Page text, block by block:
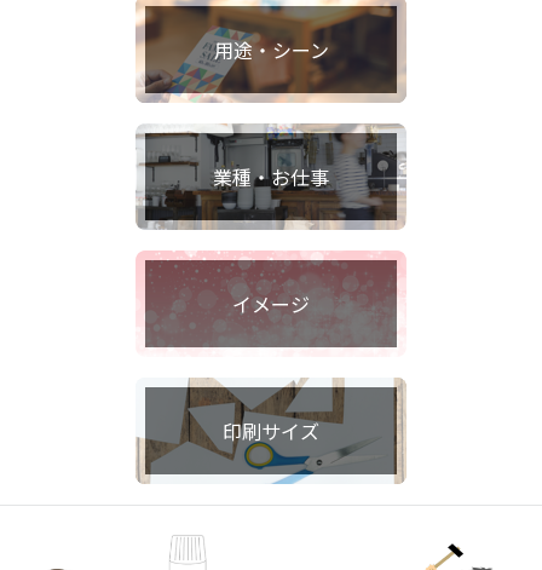
用途・シーン
業種・お仕事
イメージ
印刷サイズ